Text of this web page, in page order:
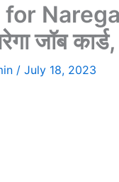
जॉब
/ July 18, 2023